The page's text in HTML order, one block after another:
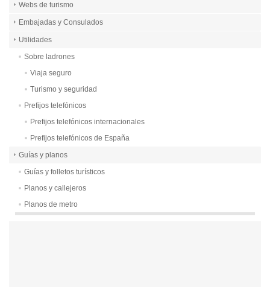
Webs de turismo
Embajadas y Consulados
Utilidades
Sobre ladrones
Viaja seguro
Turismo y seguridad
Prefijos telefónicos
Prefijos telefónicos internacionales
Prefijos telefónicos de España
Guías y planos
Guías y folletos turísticos
Planos y callejeros
Planos de metro